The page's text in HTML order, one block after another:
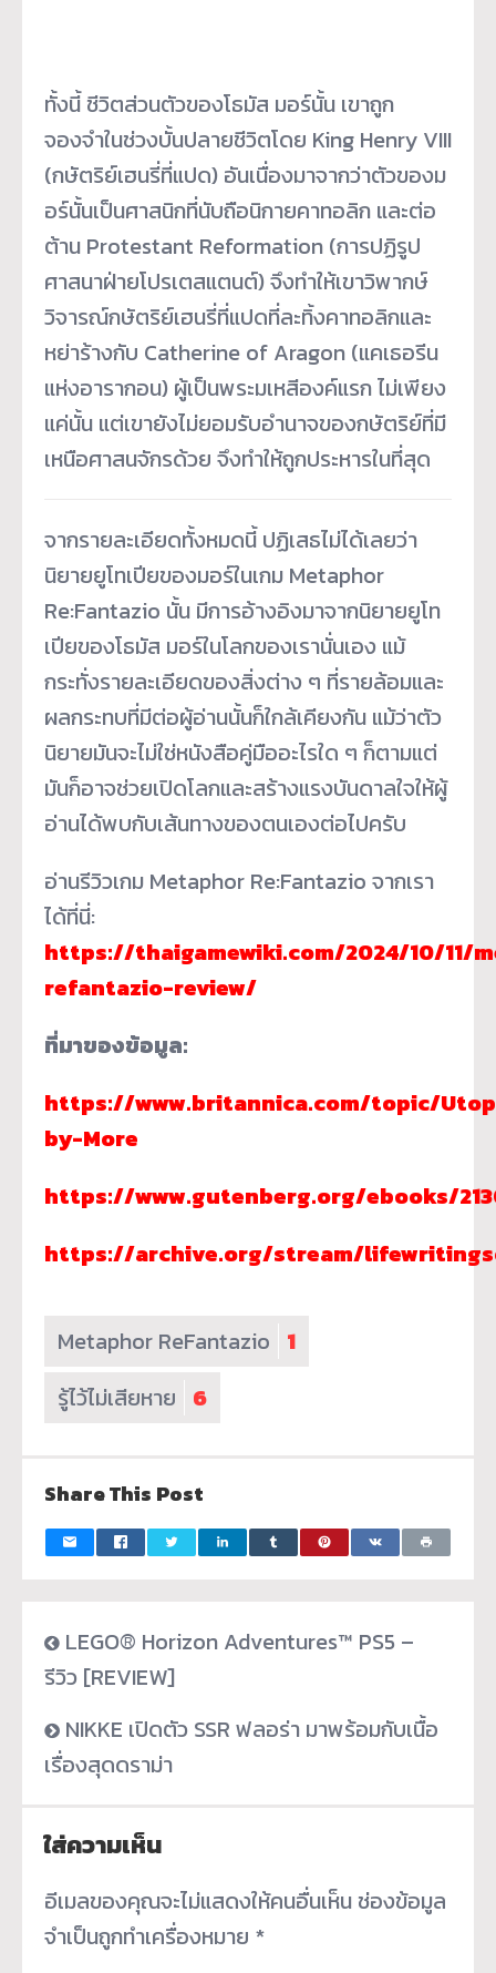
ทั้งนี้ ชีวิตส่วนตัวของโธมัส มอร์นั้น เขาถูก
จองจำในช่วงบั้นปลายชีวิตโดย King Henry VIII
(กษัตริย์เฮนรี่ที่แปด) อันเนื่องมาจากว่าตัวของม
อร์นั้นเป็นศาสนิกที่นับถือนิกายคาทอลิก และต่อ
ต้าน Protestant Reformation (การปฏิรูป
ศาสนาฝ่ายโปรเตสแตนต์) จึงทำให้เขาวิพากษ์
วิจารณ์กษัตริย์เฮนรี่ที่แปดที่ละทิ้งคาทอลิกและ
หย่าร้างกับ Catherine of Aragon (แคเธอรีน
แห่งอารากอน) ผู้เป็นพระมเหสีองค์แรก ไม่เพียง
แค่นั้น แต่เขายังไม่ยอมรับอำนาจของกษัตริย์ที่มี
เหนือศาสนจักรด้วย จึงทำให้ถูกประหารในที่สุด
จากรายละเอียดทั้งหมดนี้ ปฏิเสธไม่ได้เลยว่า
นิยายยูโทเปียของมอร์ในเกม Metaphor
Re:Fantazio นั้น มีการอ้างอิงมาจากนิยายยูโท
เปียของโธมัส มอร์ในโลกของเรานั่นเอง แม้
กระทั่งรายละเอียดของสิ่งต่าง ๆ ที่รายล้อมและ
ผลกระทบที่มีต่อผู้อ่านนั้นก็ใกล้เคียงกัน แม้ว่าตัว
นิยายมันจะไม่ใช่หนังสือคู่มืออะไรใด ๆ ก็ตามแต่
มันก็อาจช่วยเปิดโลกและสร้างแรงบันดาลใจให้ผู้
อ่านได้พบกับเส้นทางของตนเองต่อไปครับ
อ่านรีวิวเกม Metaphor Re:Fantazio จากเรา
ได้ที่นี่:
https://thaigamewiki.com/2024/10/11/
refantazio-review/
ที่มาของข้อมูล:
https://www.britannica.com/topic/
by-More
https://www.gutenberg.org/ebooks/
https://archive.org/stream/
Metaphor ReFantazio 1
รู้ไว้ไม่เสียหาย 6
Share This Post
LEGO® Horizon Adventures™ PS5 –
รีวิว [REVIEW]
NIKKE เปิดตัว SSR ฟลอร่า มาพร้อมกับเนื้อ
เรื่องสุดดราม่า
ใส่ความเห็น
อีเมลของคุณจะไม่แสดงให้คนอื่นเห็น ช่องข้อมูล
จำเป็นถูกทำเครื่องหมาย *